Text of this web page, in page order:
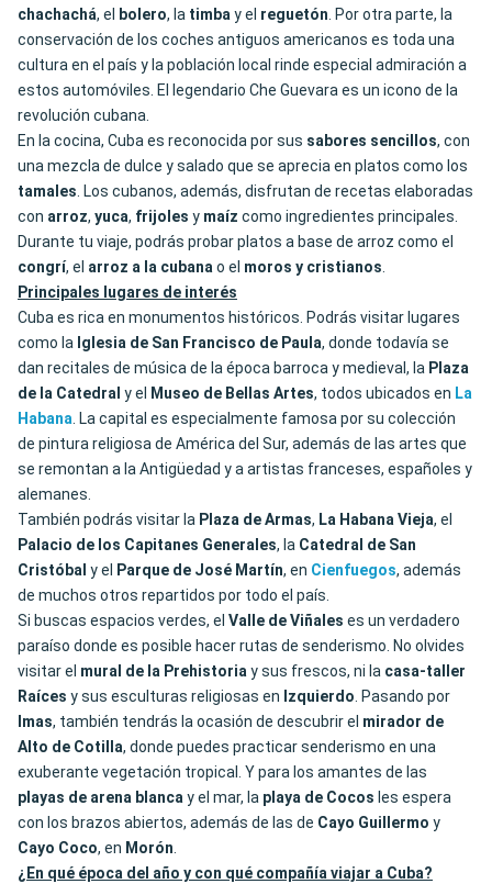
chachachá, el bolero, la timbay el reguetón. Por otra parte, la
conservación de los coches antiguos americanos es toda una
cultura en el país y la población local rinde especial admiración a
estos automóviles. El legendario Che Guevara es un icono de la
revolución cubana.
En la cocina, Cuba es reconocida por sus sabores sencillos, con
una mezcla de dulce y salado que se aprecia en platos como los
tamales. Los cubanos, además, disfrutan de recetas elaboradas
con arroz, yuca, frijoles y maíz como ingredientes principales.
Durante tu viaje, podrás probar platos a base de arroz como el
congrí, el arroz a la cubanao el moros y cristianos.
Principales lugares de interés
Cuba es rica en monumentos históricos. Podrás visitar lugares
como la Iglesia de San Francisco de Paula, donde todavía se
dan recitales de música de la época barroca y medieval, la Plaza
de la Catedral y el Museo de Bellas Artes, todos ubicados en La
Habana. La capital es especialmente famosa por su colección
de pintura religiosa de América del Sur, además de las artes que
se remontan a la Antigüedad y a artistas franceses, españoles y
alemanes.
También podrás visitar la Plaza de Armas, La Habana Vieja, el
Palacio de los Capitanes Generales, la Catedral de San
Cristóbal y el Parque de José Martín, en Cienfuegos, además
de muchos otros repartidos por todo el país.
Si buscas espacios verdes, el Valle de Viñales es un verdadero
paraíso donde es posible hacer rutas de senderismo. No olvides
visitar el mural de la Prehistoriay sus frescos, ni la casa-taller
Raíces y sus esculturas religiosas en Izquierdo. Pasando por
Imas, también tendrás la ocasión de descubrir el mirador de
Alto de Cotilla, donde puedes practicar senderismo en una
exuberante vegetación tropical. Y para los amantes de las
playas de arena blancay el mar, la playa de Cocos les espera
con los brazos abiertos, además de las de Cayo Guillermo y
Cayo Coco, en Morón.
¿En qué época del año y con qué compañía viajar a Cuba?